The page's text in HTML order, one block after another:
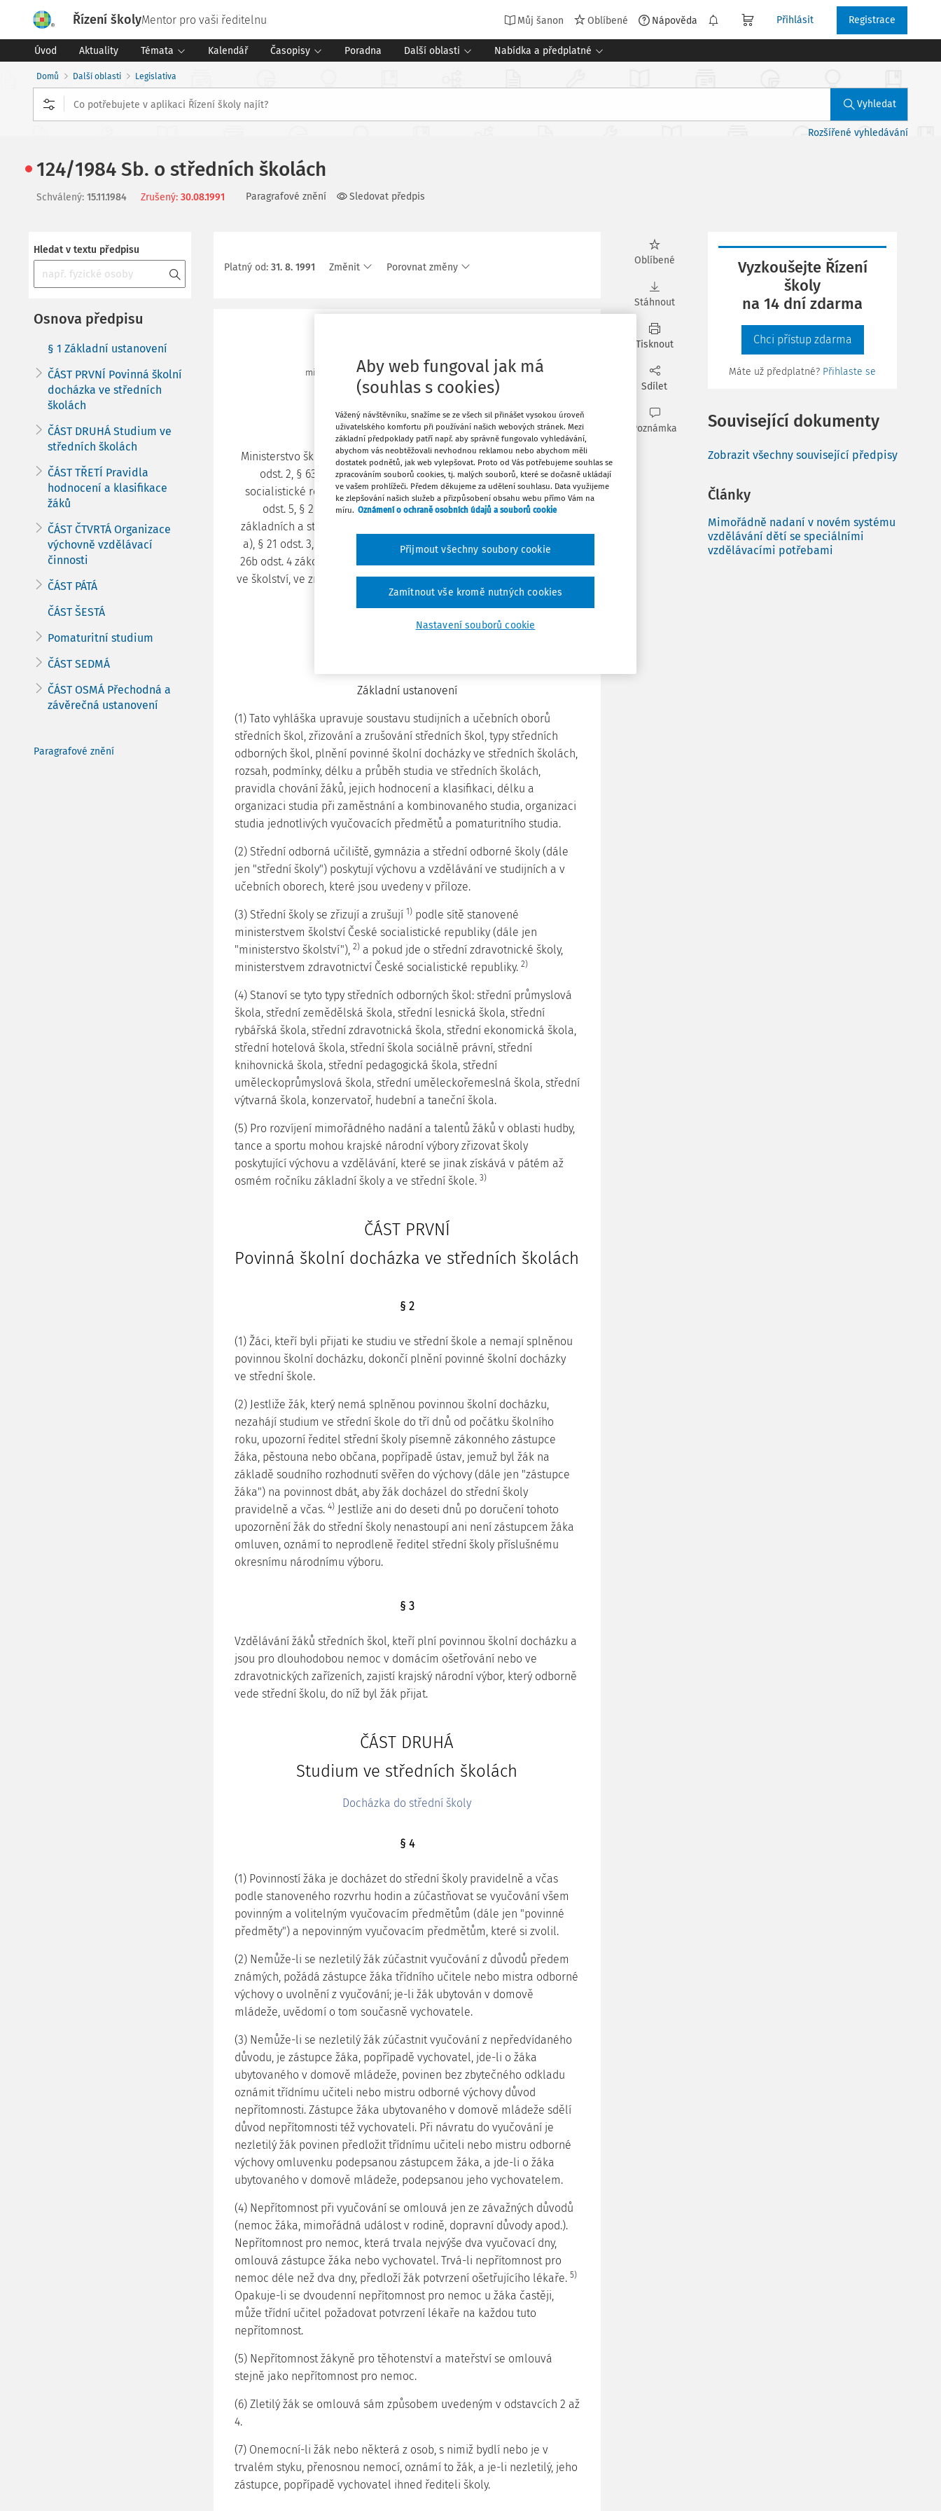
Řízení školyMentor pro vaši ředitelnu Můj šanon Oblíbené Nápověda Přihlásit Registrace
Úvod Aktuality Témata Kalendář Časopisy Poradna Další oblasti Nabídka a předplatné
Domů Další oblasti Legislativa
Vyhledat
Rozšířené vyhledávání
124/1984 Sb. o středních školách
Schválený: 15.11.1984 Zrušený: 30.08.1991 Paragrafové znění Sledovat předpis
Hledat v textu předpisu
Osnova předpisu
§ 1 Základní ustanovení
ČÁST PRVNÍ Povinná školní
docházka ve středních
školách
ČÁST DRUHÁ Studium ve
středních školách
ČÁST TŘETÍ Pravidla
hodnocení a klasifikace
žáků
ČÁST ČTVRTÁ Organizace
výchovně vzdělávací
činnosti
ČÁST PÁTÁ
ČÁST ŠESTÁ
Pomaturitní studium
ČÁST SEDMÁ
ČÁST OSMÁ Přechodná a
závěrečná ustanovení
Paragrafové znění
Platný od: 31. 8. 1991 Změnit Porovnat změny
VYHLÁŠKA
ministerstva školství České socialistické republiky
ze dne 15. listopadu 1984
o středních školách
Změna: 9/1987 Sb.
Ministerstvo školství České socialistické republiky stanoví podle § 2
odst. 2, § 63 a v dohodě s ministerstvem zdravotnictví České
socialistické republiky podle § 19 odst. 5 písm. b), § 20 odst. 3, § 21
odst. 5, § 26 odst. 3 a § 43 zákona č. 29/1984 Sb., o soustavě
základních a středních škol (školský zákon), a podle 14 odst. 2 písm.
a), § 21 odst. 3, § 22a odst. 2, § 23 odst. 4, 26 odst. 2, § 26a odst. 4 a §
26b odst. 4 zákona České národní rady č. 77/1978 Sb., o státní správě
ve školství, ve znění pozdějších předpisů (úplné znění č. 48/1984 Sb.):
Čl.I
Základní ustanovení
(1) Tato vyhláška upravuje soustavu studijních a učebních oborů
středních škol, zřizování a zrušování středních škol, typy středních
odborných škol, plnění povinné školní docházky ve středních školách,
rozsah, podmínky, délku a průběh studia ve středních školách,
pravidla chování žáků, jejich hodnocení a klasifikaci, délku a
organizaci studia při zaměstnání a kombinovaného studia, organizaci
studia jednotlivých vyučovacích předmětů a pomaturitního studia.
(2) Střední odborná učiliště, gymnázia a střední odborné školy (dále
jen "střední školy") poskytují výchovu a vzdělávání ve studijních a v
učebních oborech, které jsou uvedeny v příloze.
(3) Střední školy se zřizují a zrušují 1)podle sítě stanovené
ministerstvem školství České socialistické republiky (dále jen
"ministerstvo školství"), 2)a pokud jde o střední zdravotnické školy,
ministerstvem zdravotnictví České socialistické republiky. 2)
(4) Stanoví se tyto typy středních odborných škol: střední průmyslová
škola, střední zemědělská škola, střední lesnická škola, střední
rybářská škola, střední zdravotnická škola, střední ekonomická škola,
střední hotelová škola, střední škola sociálně právní, střední
knihovnická škola, střední pedagogická škola, střední
uměleckoprůmyslová škola, střední uměleckořemeslná škola, střední
výtvarná škola, konzervatoř, hudební a taneční škola.
(5) Pro rozvíjení mimořádného nadání a talentů žáků v oblasti hudby,
tance a sportu mohou krajské národní výbory zřizovat školy
poskytující výchovu a vzdělávání, které se jinak získává v pátém až
osmém ročníku základní školy a ve střední škole. 3)
ČÁST PRVNÍ
Povinná školní docházka ve středních školách
§ 2
(1) Žáci, kteří byli přijati ke studiu ve střední škole a nemají splněnou
povinnou školní docházku, dokončí plnění povinné školní docházky
ve střední škole.
(2) Jestliže žák, který nemá splněnou povinnou školní docházku,
nezahájí studium ve střední škole do tří dnů od počátku školního
roku, upozorní ředitel střední školy písemně zákonného zástupce
žáka, pěstouna nebo občana, popřípadě ústav, jemuž byl žák na
základě soudního rozhodnutí svěřen do výchovy (dále jen "zástupce
žáka") na povinnost dbát, aby žák docházel do střední školy
pravidelně a včas. 4)Jestliže ani do deseti dnů po doručení tohoto
upozornění žák do střední školy nenastoupí ani není zástupcem žáka
omluven, oznámí to neprodleně ředitel střední školy příslušnému
okresnímu národnímu výboru.
§ 3
Vzdělávání žáků středních škol, kteří plní povinnou školní docházku a
jsou pro dlouhodobou nemoc v domácím ošetřování nebo ve
zdravotnických zařízeních, zajistí krajský národní výbor, který odborně
vede střední školu, do níž byl žák přijat.
ČÁST DRUHÁ
Studium ve středních školách
Docházka do střední školy
§ 4
(1) Povinností žáka je docházet do střední školy pravidelně a včas
podle stanoveného rozvrhu hodin a zúčastňovat se vyučování všem
povinným a volitelným vyučovacím předmětům (dále jen "povinné
předměty") a nepovinným vyučovacím předmětům, které si zvolil.
(2) Nemůže-li se nezletilý žák zúčastnit vyučování z důvodů předem
známých, požádá zástupce žáka třídního učitele nebo mistra odborné
výchovy o uvolnění z vyučování; je-li žák ubytován v domově
mládeže, uvědomí o tom současně vychovatele.
(3) Nemůže-li se nezletilý žák zúčastnit vyučování z nepředvídaného
důvodu, je zástupce žáka, popřípadě vychovatel, jde-li o žáka
ubytovaného v domově mládeže, povinen bez zbytečného odkladu
oznámit třídnímu učiteli nebo mistru odborné výchovy důvod
nepřítomnosti. Zástupce žáka ubytovaného v domově mládeže sdělí
důvod nepřítomnosti též vychovateli. Při návratu do vyučování je
nezletilý žák povinen předložit třídnímu učiteli nebo mistru odborné
výchovy omluvenku podepsanou zástupcem žáka, a jde-li o žáka
ubytovaného v domově mládeže, podepsanou jeho vychovatelem.
(4) Nepřítomnost při vyučování se omlouvá jen ze závažných důvodů
(nemoc žáka, mimořádná událost v rodině, dopravní důvody apod.).
Nepřítomnost pro nemoc, která trvala nejvýše dva vyučovací dny,
omlouvá zástupce žáka nebo vychovatel. Trvá-li nepřítomnost pro
nemoc déle než dva dny, předloží žák potvrzení ošetřujícího lékaře. 5)
Opakuje-li se dvoudenní nepřítomnost pro nemoc u žáka častěji,
může třídní učitel požadovat potvrzení lékaře na každou tuto
nepřítomnost.
(5) Nepřítomnost žákyně pro těhotenství a mateřství se omlouvá
stejně jako nepřítomnost pro nemoc.
(6) Zletilý žák se omlouvá sám způsobem uvedeným v odstavcích 2 až
4.
(7) Onemocní-li žák nebo některá z osob, s nimiž bydlí nebo je v
trvalém styku, přenosnou nemocí, oznámí to žák, a je-li nezletilý, jeho
zástupce, popřípadě vychovatel ihned řediteli školy.
Oblíbené
Stáhnout
Tisknout
Sdílet
Poznámka
Vyzkoušejte Řízení
školy
na 14 dní zdarma
Chci přístup zdarma
Máte už předplatné? Přihlaste se
Související dokumenty
Zobrazit všechny související předpisy
Články
Mimořádně nadaní v novém systému
vzdělávání dětí se speciálními
vzdělávacími potřebami
Aby web fungoval jak má
(souhlas s cookies)
Vážený návštěvníku, snažíme se ze všech sil přinášet vysokou úroveň
uživatelského komfortu při používání našich webových stránek. Mezi
základní předpoklady patří např. aby správně fungovalo vyhledávání,
abychom vás neobtěžovali nevhodnou reklamou nebo abychom měli
dostatek podnětů, jak web vylepšovat. Proto od Vás potřebujeme souhlas se
zpracováním souborů cookies, tj. malých souborů, které se dočasně ukládají
ve vašem prohlížeči. Předem děkujeme za udělení souhlasu. Data využijeme
ke zlepšování našich služeb a přizpůsobení obsahu webu přímo Vám na
míru. Oznámení o ochraně osobních údajů a souborů cookie
Nastavení souborů cookie
Zamítnout vše kromě nutných cookies
Přijmout všechny soubory cookie